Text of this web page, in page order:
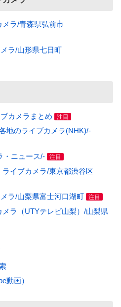
ラ/青森県弘前市
ラ/山形県七日町
カメラまとめ 注目
地のライブカメラ(NHK)/-
・ニュース/- 注目
イブカメラ/東京都渋谷区
ラ/山梨県富士河口湖町 注目
ラ（UTYテレビ山梨）/山梨県
動画）